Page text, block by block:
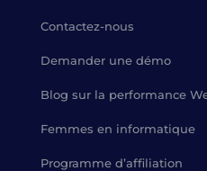
Contactez-nous
Demander une démo
Blog sur la performance
Femmes en informatique
Programme d’affiliation